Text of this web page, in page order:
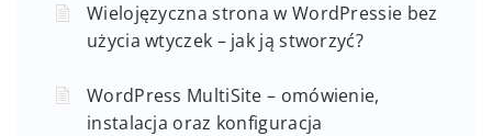
Wielojęzyczna strona w WordPressie bez
użycia wtyczek – jak ją stworzyć?
WordPress MultiSite – omówienie,
instalacja oraz konfiguracja